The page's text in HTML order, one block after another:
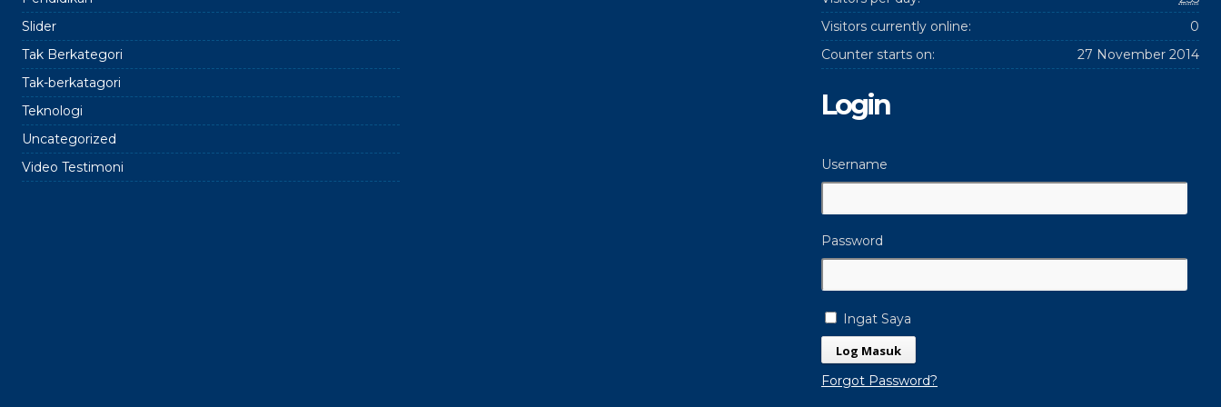
Slider
Tak Berkategori
Tak-berkatagori
Teknologi
Uncategorized
Video Testimoni
0
Visitors currently online:
27 November 2014
Counter starts on:
Login
Username
Password
Ingat Saya
Forgot Password?